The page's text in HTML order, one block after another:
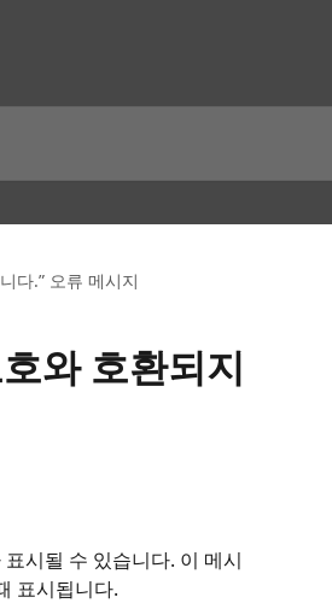
다.” 오류 메시지
와 호환되지
시될 수 있습니다. 이 메시
표시됩니다.